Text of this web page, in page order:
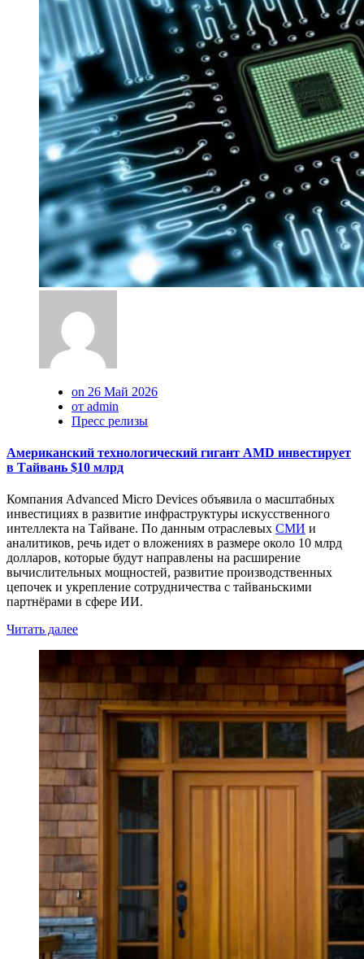
on 26 Май 2026
от admin
Пресс релизы
Американский технологический гигант AMD инвестирует
в Тайвань $10 млрд
Компания Advanced Micro Devices объявила о масштабных
инвестициях в развитие инфраструктуры искусственного
интеллекта на Тайване. По данным отраслевых СМИ и
аналитиков, речь идет о вложениях в размере около 10 млрд
долларов, которые будут направлены на расширение
вычислительных мощностей, развитие производственных
цепочек и укрепление сотрудничества с тайваньскими
партнёрами в сфере ИИ.
Читать далее